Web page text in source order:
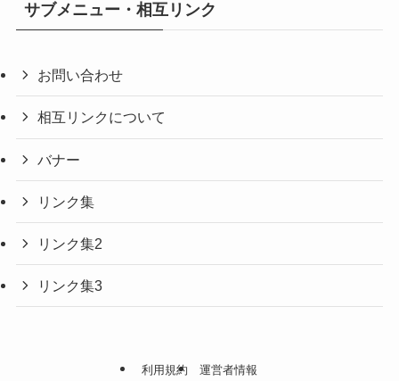
サブメニュー・相互リンク
お問い合わせ
相互リンクについて
バナー
リンク集
リンク集2
リンク集3
利用規約 運営者情報